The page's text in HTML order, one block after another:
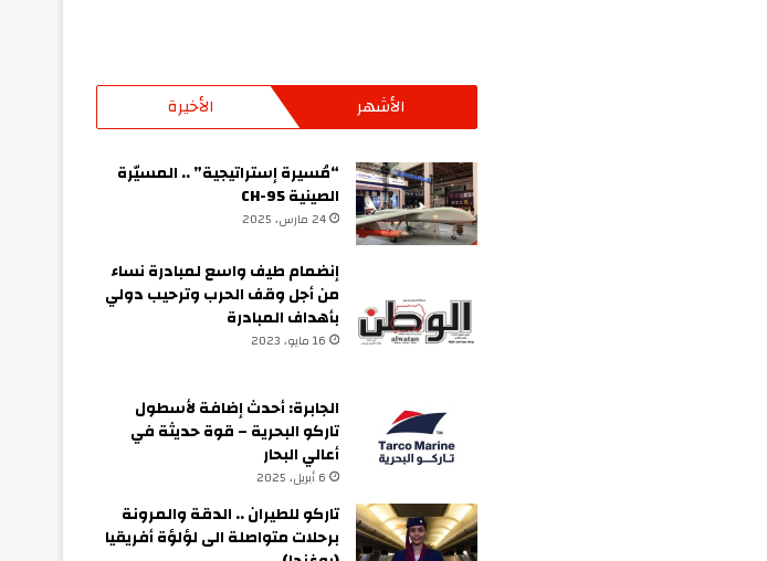
الأشهر الأخيرة
“مُسيرة إستراتيجية” .. المسيّرة
الصينية CH-95
24 مارس، 2025
إنضمام طيف واسع لمبادرة نساء
من أجل وقف الحرب وترحيب دولي
بأهداف المبادرة
16 مايو، 2023
الجابرة: أحدث إضافة لأسطول
تاركو البحرية – قوة حديثة في
أعالي البحار
6 أبريل، 2025
تاركو للطيران .. الدقة والمرونة
برحلات متواصلة الى لؤلؤة أفريقيا